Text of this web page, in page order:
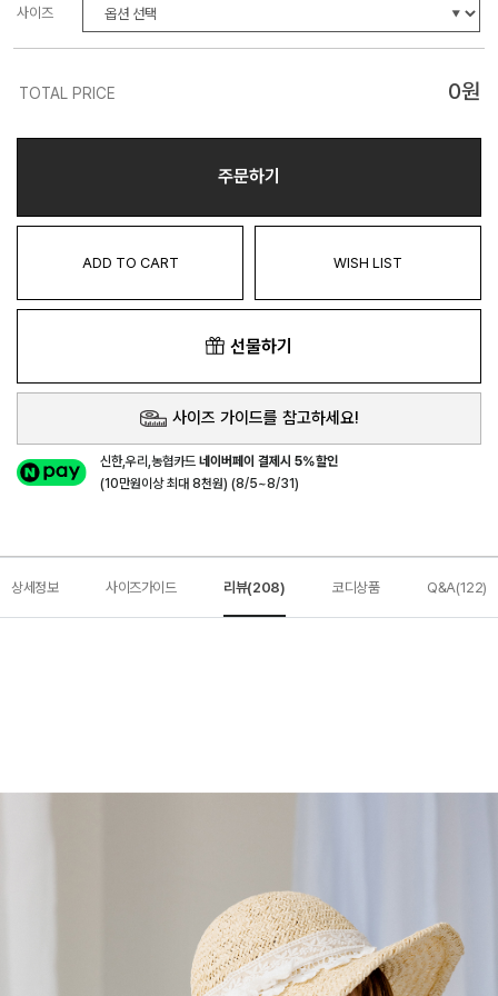
사이즈
TOTAL PRICE 0원
주문하기
ADD TO CART WISH LIST
선물하기
사이즈 가이드를 참고하세요!
신한,우리,농협카드네이버페이 결제시 5%할인
(10만원이상 최대 8천원) (8/5~8/31)
상세정보 사이즈가이드 리뷰(208) 코디상품 Q&A(122)